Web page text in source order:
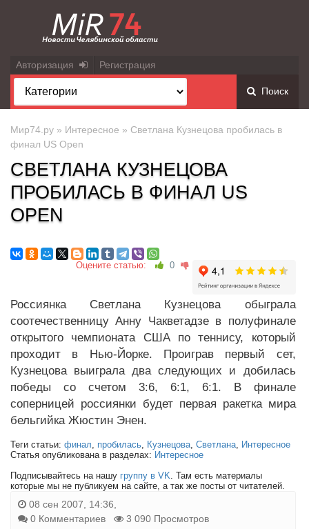
Авторизация Регистрация
Поиск
Мир74.ру » Интересное » Светлана Кузнецова пробилась в
финал US Open
СВЕТЛАНА КУЗНЕЦОВА
ПРОБИЛАСЬ В ФИНАЛ US
OPEN
Оцените статью: 0
Россиянка Светлана Кузнецова обыграла
соотечественницу Анну Чакветадзе в полуфинале
открытого чемпионата США по теннису, который
проходит в Нью-Йорке. Проиграв первый сет,
Кузнецова выиграла два следующих и добилась
победы со счетом 3:6, 6:1, 6:1. В финале
соперницей россиянки будет первая ракетка мира
бельгийка Жюстин Энен.
Теги статьи: финал, пробилась, Кузнецова, Светлана, Интересное
Статья опубликована в разделах: Интересное
Подписывайтесь на нашу группу в VK. Там есть материалы
которые мы не публикуем на сайте, а так же посты от читателей.
08 сен 2007, 14:36,
0 Комментариев
3 090 Просмотров